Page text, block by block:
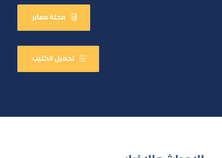
مجلة معابر
تحميل الكتيب